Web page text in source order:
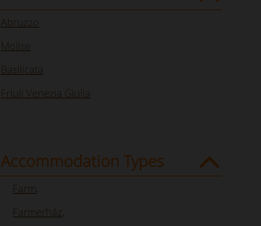
Abruzzo
Molise
Basilicata
Friuli Venezia Giulia
Accommodation Types
Farm
Farmerház